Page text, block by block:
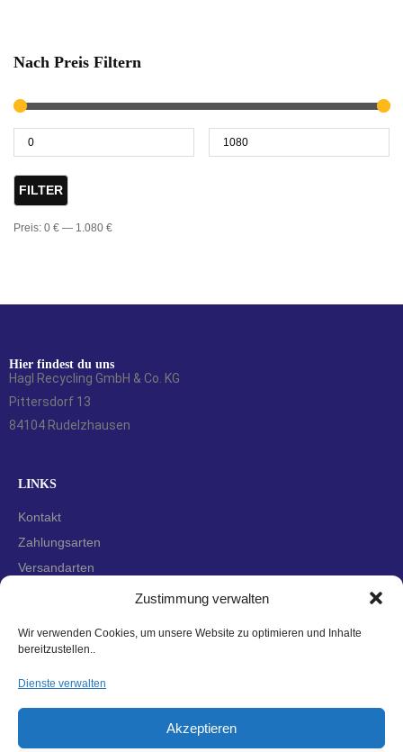
Zustimmung verwalten
Wir verwenden Cookies, um unsere Website zu optimieren und Inhalte
bereitzustellen..
Dienste verwalten
Akzeptieren
Nach Preis Filtern
FILTER
Preis: 0 € — 1.080 €
Hier findest du uns
Hagl Recycling GmbH & Co. KG
Pittersdorf 13
84104 Rudelzhausen
LINKS
Kontakt
Zahlungsarten
Versandarten
Datenschutzerklärung
Cookie-Richtlinie (EU)